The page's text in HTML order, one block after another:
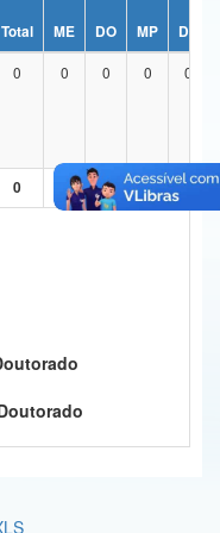
Total ME DO MP DP
0 0 0 0 0
0 0 0 0 0